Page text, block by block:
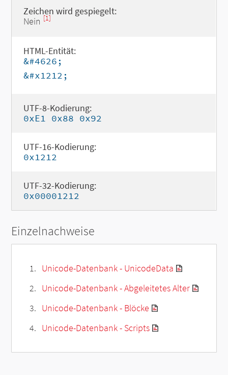
Zeichen wird gespiegelt:
Nein [1]
HTML-Entität:
&#4626;
&#x1212;
UTF-8-Kodierung:
0xE1 0x88 0x92
UTF-16-Kodierung:
0x1212
UTF-32-Kodierung:
0x00001212
Einzelnachweise
Unicode-Datenbank - UnicodeData
Unicode-Datenbank - Abgeleitetes Alter
Unicode-Datenbank - Blöcke
Unicode-Datenbank - Scripts